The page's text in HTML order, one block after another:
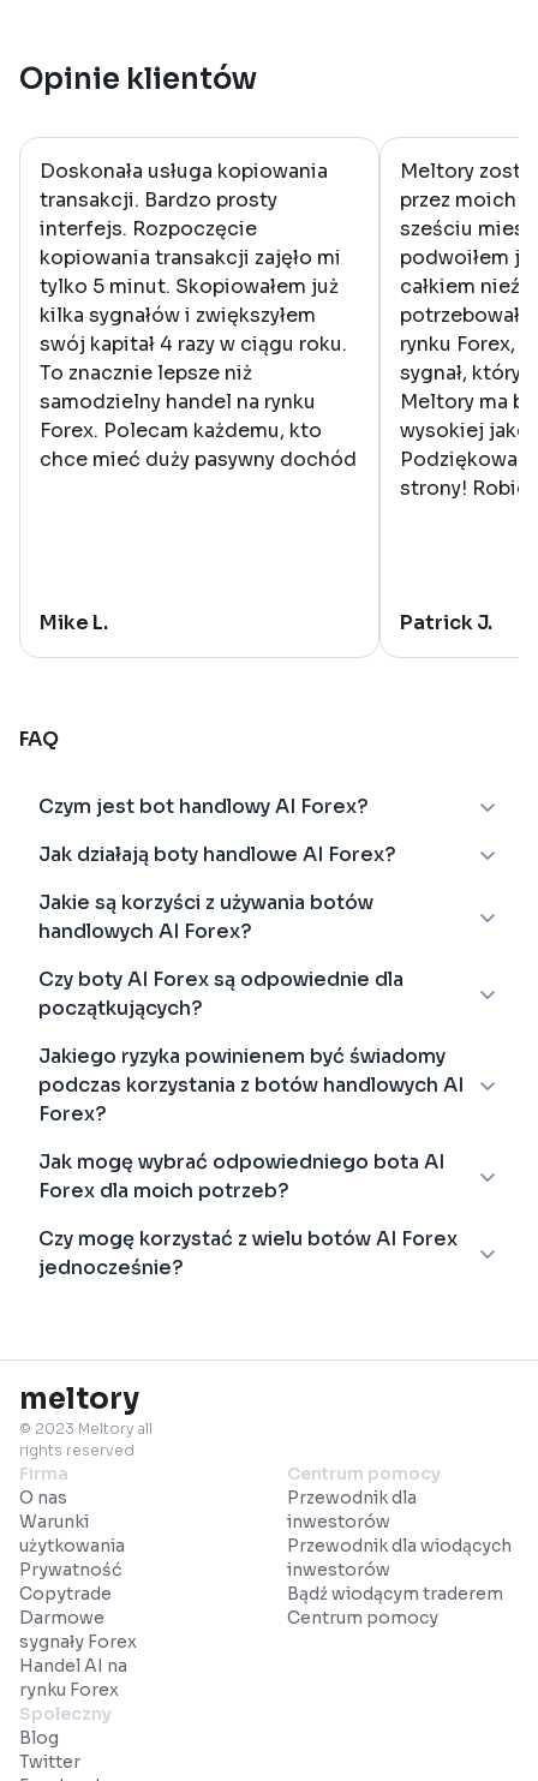
Opinie klientów
Doskonała usługa kopiowania
transakcji. Bardzo prosty
interfejs. Rozpoczęcie
kopiowania transakcji zajęło mi
tylko 5 minut. Skopiowałem już
kilka sygnałów i zwiększyłem
swój kapitał 4 razy w ciągu roku.
To znacznie lepsze niż
samodzielny handel na rynku
Forex. Polecam każdemu, kto
chce mieć duży pasywny dochód
Mike L.
Meltory
przez moich
sześciu
podwoiłem
całkiem
rynku Forex,
sygnał, który
Meltory ma
wysokiej
strony!
Patrick J.
FAQ
Czym jest bot handlowy AI Forex?
Jak działają boty handlowe AI Forex?
Jakie są korzyści z używania botów
handlowych AI Forex?
Czy boty AI Forex są odpowiednie dla
początkujących?
Jakiego ryzyka powinienem być świadomy
podczas korzystania z botów handlowych AI
Forex?
Jak mogę wybrać odpowiedniego bota AI
Forex dla moich potrzeb?
Czy mogę korzystać z wielu botów AI Forex
jednocześnie?
meltory
© 2023 Meltory all
rights reserved
Firma
O nas
Warunki
użytkowania
Prywatność
Copytrade
Darmowe
sygnały Forex
Handel AI na
rynku Forex
Centrum pomocy
Przewodnik dla
inwestorów
Przewodnik dla wiodących
inwestorów
Bądź wiodącym traderem
Centrum pomocy
Społeczny
Blog
Twitter